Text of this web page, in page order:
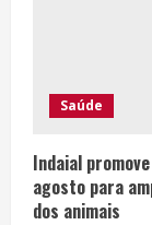
Saúde
Indaial
agosto para
dos animais